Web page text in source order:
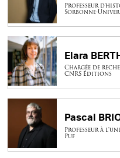
Professeur
Sorbonne-
Elara
Chargée de
CNRS Éditions
Pascal
Professeur à
Puf